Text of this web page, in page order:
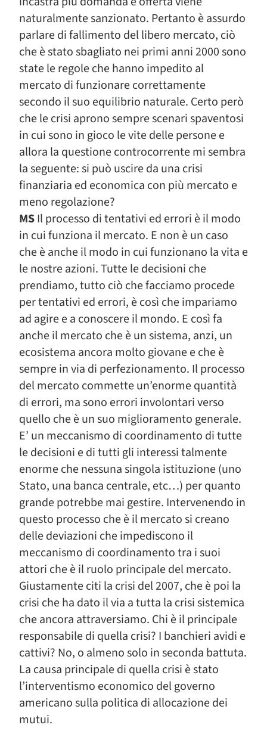
naturalmente sanzionato. Pertanto è assurdo
parlare di fallimento del libero mercato, ciò
che è stato sbagliato nei primi anni 2000 sono
state le regole che hanno impedito al
mercato di funzionare correttamente
secondo il suo equilibrio naturale. Certo però
che le crisi aprono sempre scenari spaventosi
in cui sono in gioco le vite delle persone e
allora la questione controcorrente mi sembra
la seguente: si può uscire da una crisi
finanziaria ed economica con più mercato e
meno regolazione?
MSIl processo di tentativi ed errori è il modo
in cui funziona il mercato. E non è un caso
che è anche il modo in cui funzionano la vita e
le nostre azioni. Tutte le decisioni che
prendiamo, tutto ciò che facciamo procede
per tentativi ed errori, è così che impariamo
ad agire e a conoscere il mondo. E così fa
anche il mercato che è un sistema, anzi, un
ecosistema ancora molto giovane e che è
sempre in via di perfezionamento. Il processo
del mercato commette un’enorme quantità
di errori, ma sono errori involontari verso
quello che è un suo miglioramento generale.
E’ un meccanismo di coordinamento di tutte
le decisioni e di tutti gli interessi talmente
enorme che nessuna singola istituzione (uno
Stato, una banca centrale, etc…) per quanto
grande potrebbe mai gestire. Intervenendo in
questo processo che è il mercato si creano
delle deviazioni che impediscono il
meccanismo di coordinamento tra i suoi
attori che è il ruolo principale del mercato.
Giustamente citi la crisi del 2007, che è poi la
crisi che ha dato il via a tutta la crisi sistemica
che ancora attraversiamo. Chi è il principale
responsabile di quella crisi? I banchieri avidi e
cattivi? No, o almeno solo in seconda battuta.
La causa principale di quella crisi è stato
l’interventismo economico del governo
americano sulla politica di allocazione dei
mutui.